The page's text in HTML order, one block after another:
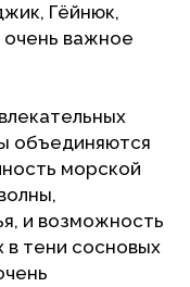
Гёйнюк,
важное
объединяются
морской
и возможность
в тени сосновых